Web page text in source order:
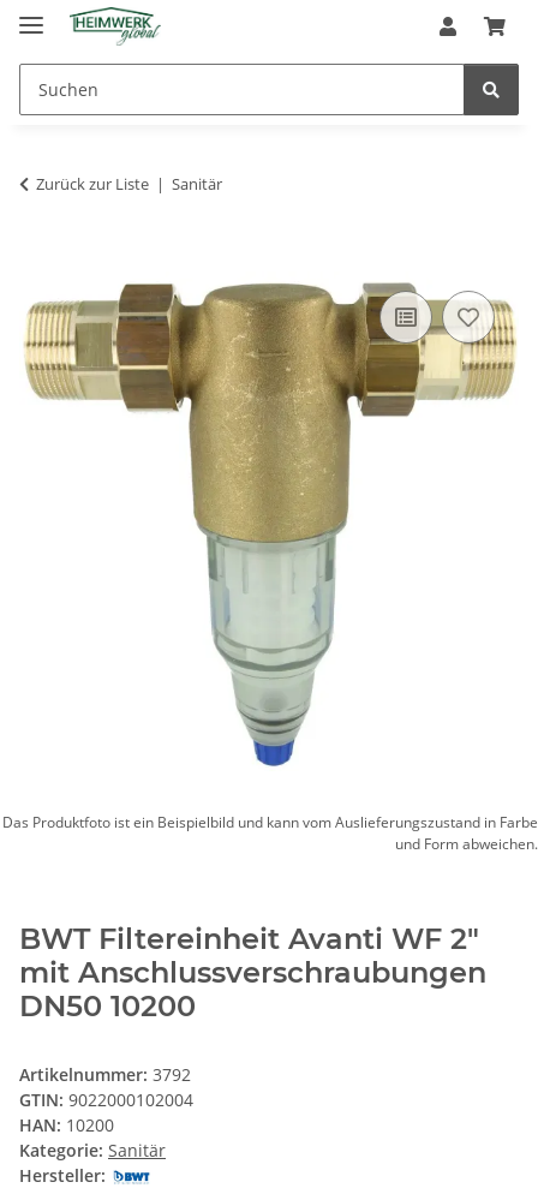
Zurück zur Liste Sanitär
Das Produktfoto ist ein Beispielbild und kann vom Auslieferungszustand in Farbe
und Form abweichen.
BWT Filtereinheit Avanti WF 2"
mit Anschlussverschraubungen
DN50 10200
Artikelnummer: 3792
GTIN: 9022000102004
HAN: 10200
Kategorie: Sanitär
Hersteller: